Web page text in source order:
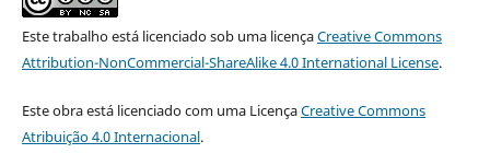
Este trabalho está licenciado sob uma licençaCreative Commons
Attribution-NonCommercial-ShareAlike 4.0 International License.
Este obra está licenciado com uma LicençaCreative Commons
Atribuição 4.0 Internacional.